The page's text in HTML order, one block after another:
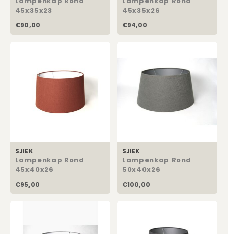
45x35x23
€90,00
45x35x26
€94,00
SJIEK
Lampenkap Rond
45x40x26
€95,00
SJIEK
Lampenkap Rond
50x40x26
€100,00